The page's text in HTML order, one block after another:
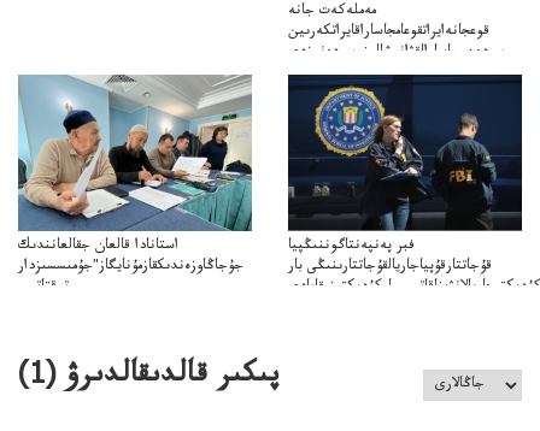
مەملەكەت جانە
قوعجانەايراتقوعامجاساراقايراتكەرىين
ومىردەن جاسارالقۋانىشالينومىردەنوزدى
استانادا قالعان جقالعانندىك
جۇجاڭاوزەندىكقازمۇنايگاز"جۇمىسسىزدار
توقتاتىپ
فبر پەنپەنتاگوننىڭپيا
قۇجاتتارقۇپياجاريالقۇجاتتارىنىڭى بار
كۇدىكتىجاريالانۋىناقاتىسىباركۇدىكتىنىقامادى
پىكىر قالدىقالدىرۋ (1
)